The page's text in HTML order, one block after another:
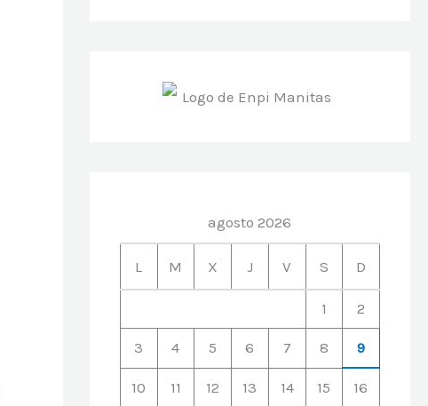
agosto 2026
L M X J V S D
1 2
3 4 5 6 7 8 9
10 11 12 13 14 15 16